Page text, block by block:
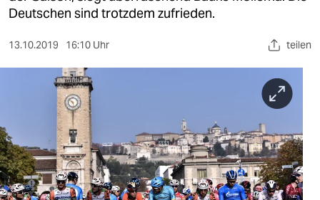
nord
wahrheit
Deutschen sind trotzdem zufrieden.
13.10.2019 16:10 Uhr teilen